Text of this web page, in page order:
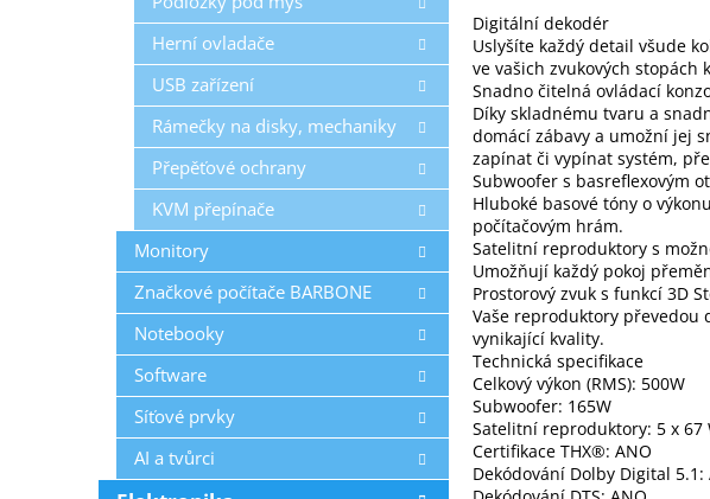
Herní ovladače
USB zařízení
Rámečky na disky, mechaniky
Přepěťové ochrany
KVM přepínače
Monitory
Značkové počítače BARBONE
Notebooky
Software
Síťové prvky
AI a tvůrci
Digitální dekodér
Uslyšíte každý detail všude
ve vašich zvukových stopách
Snadno čitelná ovládací
Díky skladnému tvaru a
domácí zábavy a umožní jej
zapínat či vypínat systém,
Subwoofer s basreflexovým
Hluboké basové tóny o
počítačovým hrám.
Satelitní reproduktory s
Umožňují každý pokoj
Prostorový zvuk s funkcí 3D
Vaše reproduktory převedou
vynikající kvality.
Technická specifikace
Celkový výkon (RMS): 500W
Subwoofer: 165W
Satelitní reproduktory: 5 x 67
Certifikace THX®: ANO
Dekódování Dolby Digital 5.1: